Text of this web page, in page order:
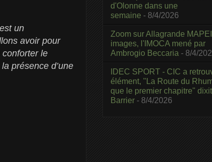
un
avoir pour
conforter le
présence d’une
d'Olonne dans une
semaine - 8/4/2026
Zoom sur Allagrande
images, l'IMOCA mené par
Ambrogio Beccaria - 8/4/
IDEC SPORT - CIC a
élément, "La Route du
que le premier chapitre"
Barrier - 8/4/2026